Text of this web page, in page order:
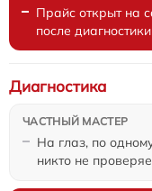
Прайс открыт на
после
На глаз, по
никто не
Диагностика